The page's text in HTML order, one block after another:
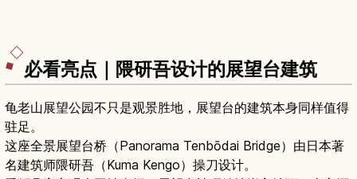
必看亮点｜隈研吾设计的展望台建筑
龟老山展望公园不只是观景胜地，展望台的建筑本身同样值得
驻足。
这座全景展望台桥（Panorama Tenbōdai Bridge）由日本著
名建筑师隈研吾（Kuma Kengo）操刀设计。